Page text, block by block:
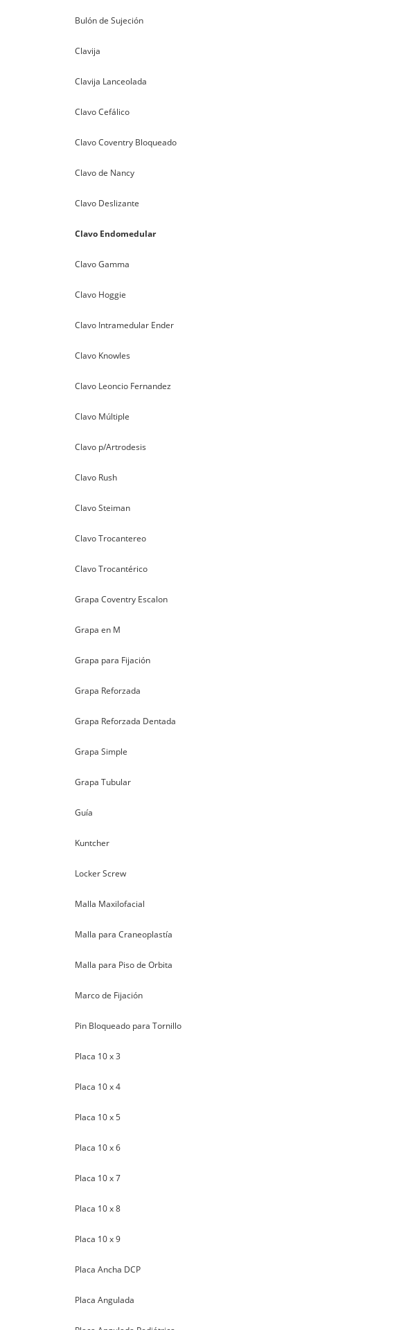
Bulón de Sujeción
Clavija
Clavija Lanceolada
Clavo Cefálico
Clavo Coventry Bloqueado
Clavo de Nancy
Clavo Deslizante
Clavo Endomedular
Clavo Gamma
Clavo Hoggie
Clavo Intramedular Ender
Clavo Knowles
Clavo Leoncio Fernandez
Clavo Múltiple
Clavo p/Artrodesis
Clavo Rush
Clavo Steiman
Clavo Trocantereo
Clavo Trocantérico
Grapa Coventry Escalon
Grapa en M
Grapa para Fijación
Grapa Reforzada
Grapa Reforzada Dentada
Grapa Simple
Grapa Tubular
Guía
Kuntcher
Locker Screw
Malla Maxilofacial
Malla para Craneoplastía
Malla para Piso de Orbita
Marco de Fijación
Pin Bloqueado para Tornillo
Placa 10 x 3
Placa 10 x 4
Placa 10 x 5
Placa 10 x 6
Placa 10 x 7
Placa 10 x 8
Placa 10 x 9
Placa Ancha DCP
Placa Angulada